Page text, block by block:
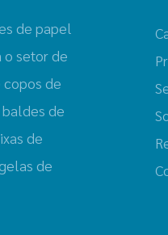
de papel
o setor de
de
de
de
de